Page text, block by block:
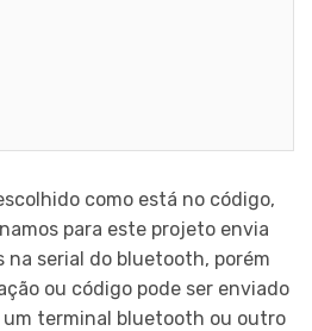
como está no código,
para este projeto envia
na serial do bluetooth, porém
ou código pode ser enviado
terminal bluetooth ou outro